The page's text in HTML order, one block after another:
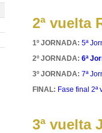
2ª vuelta
1º JORNADA: 5ª
2º JORNADA: 6ª
3º JORNADA: 7ª
FINAL: Fase final
3ª vuelta